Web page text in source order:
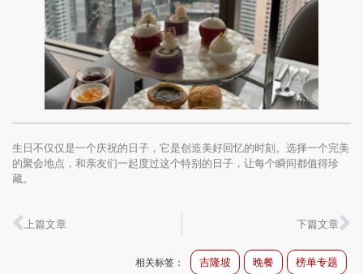
生日不仅仅是一个庆祝的日子，它是创造美好回忆的时刻。选择一个完美
的聚会地点，和亲友们一起度过这个特别的日子，让每个瞬间都值得珍
藏。
上篇文章 下篇文章
相关标签： 吉隆坡 晚餐 榜单专题